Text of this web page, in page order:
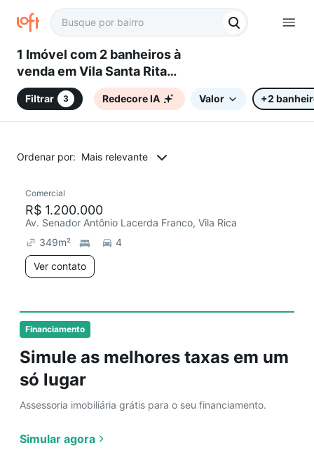
1 Imóvel com 2 banheiros à
venda em Vila Santa Rita
(Sousas), Campinas, SP
Filtrar 3 Redecore IA Valor +2
Ordenar por: Mais relevante
Financiamento
Simule as melhores taxas em um
só lugar
Assessoria imobiliária grátis para o seu financiamento.
Simular agora
Chegou este mês
Comercial
R$ 1.200.000
Av. Senador Antônio Lacerda Franco, Vila Rica
349m²
4
Ver contato